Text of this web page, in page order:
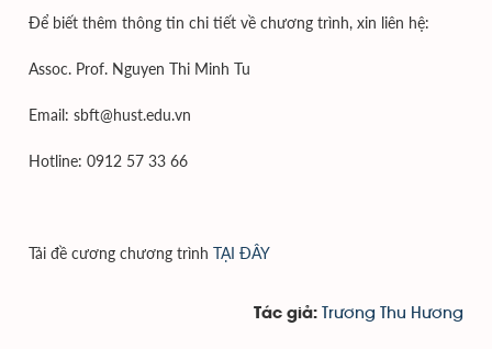
Để biết thêm thông tin chi tiết về chương trình, xin liên hệ:
Assoc. Prof. Nguyen Thi Minh Tu
Email: sbft@hust.edu.vn
Hotline: 0912 57 33 66
Tải đề cương chương trình TẠI ĐÂY
Tác giả: Trương Thu Hương